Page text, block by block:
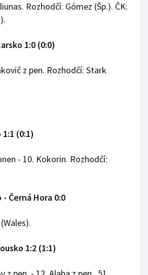
Rozhodčí: Gómez (Šp.). ČK:
1:0 (0:0)
z pen. Rozhodčí: Stark
(0:1)
- 10. Kokorin. Rozhodčí:
Černá Hora 0:0
1:2 (1:1)